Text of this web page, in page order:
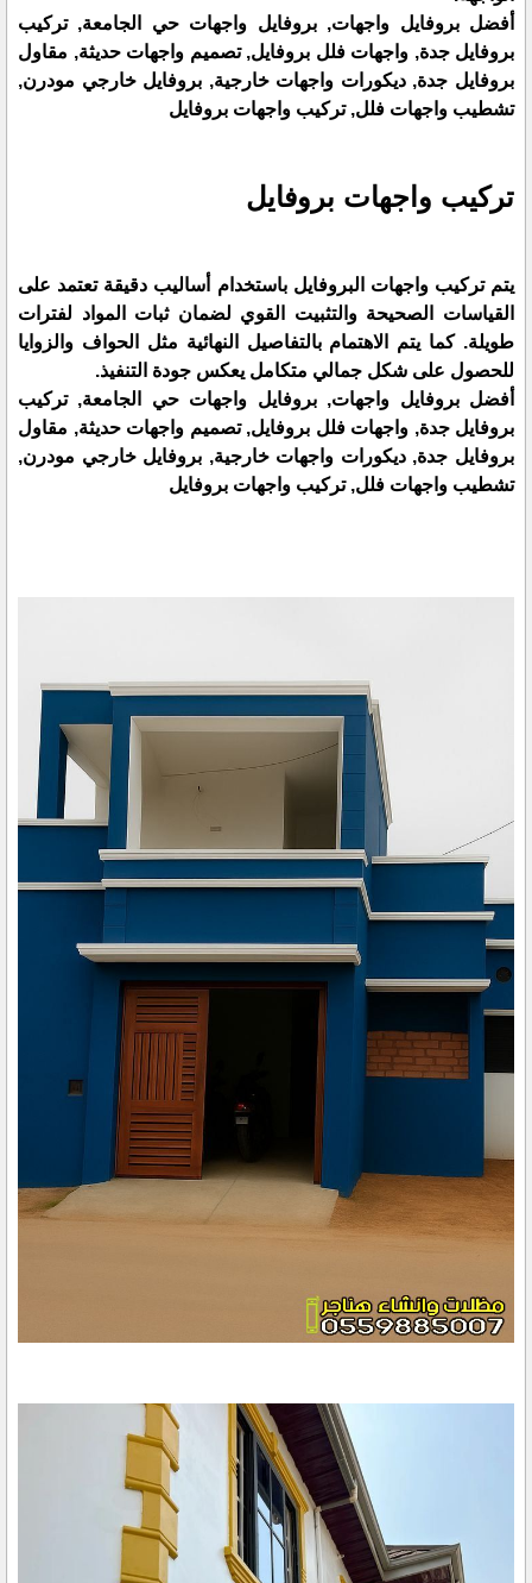
أفضل بروفايل واجهات, بروفايل واجهات حي الجامعة, تركيب
بروفايل جدة, واجهات فلل بروفايل, تصميم واجهات حديثة, مقاول
بروفايل جدة, ديكورات واجهات خارجية, بروفايل خارجي مودرن,
تشطيب واجهات فلل, تركيب واجهات بروفايل
تركيب واجهات بروفايل
يتم تركيب واجهات البروفايل باستخدام أساليب دقيقة تعتمد على
القياسات الصحيحة والتثبيت القوي لضمان ثبات المواد لفترات
طويلة. كما يتم الاهتمام بالتفاصيل النهائية مثل الحواف والزوايا
للحصول على شكل جمالي متكامل يعكس جودة التنفيذ.
أفضل بروفايل واجهات, بروفايل واجهات حي الجامعة, تركيب
بروفايل جدة, واجهات فلل بروفايل, تصميم واجهات حديثة, مقاول
بروفايل جدة, ديكورات واجهات خارجية, بروفايل خارجي مودرن,
تشطيب واجهات فلل, تركيب واجهات بروفايل